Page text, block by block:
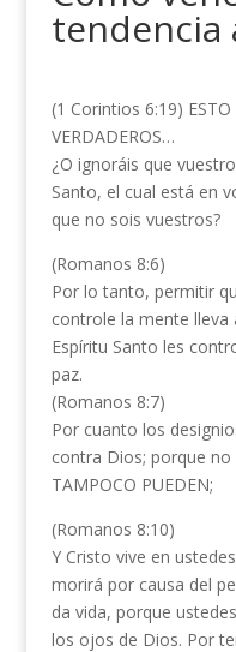
tendencia
(1 Corintios 6:19) ESTO
VERDADEROS…
¿O ignoráis que
Santo, el cual está en
que no sois vuestros?
(Romanos 8:6)
Por lo tanto, permitir
controle la mente lleva
Espíritu Santo les
paz.
(Romanos 8:7)
Por cuanto los
contra Dios; porque
TAMPOCO PUEDEN;
(Romanos 8:10)
Y Cristo vive en
morirá por causa del
da vida, porque
los ojos de Dios. Por